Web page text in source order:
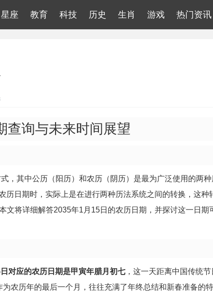
星座 教育 科技 历史 生肖 游戏 热门资讯
查询与未来时间展望
，其中公历（阳历）和农历（阴历）是最为广泛使用的两种
历日期时，实际上是在进行两种历法系统之间的转换，这种
文将详细解答2035年1月15日的农历日期，并探讨这一日期
对应的农历日期是甲寅年腊月初七，这一天距离中国传统节
农历年的最后一个月，往往充满了年终总结和新春准备的